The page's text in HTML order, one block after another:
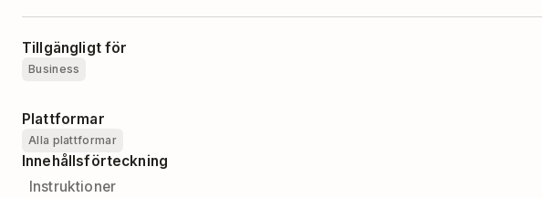
Tillgängligt för
Business
Plattformar
Alla plattformar
Innehållsförteckning
Instruktioner